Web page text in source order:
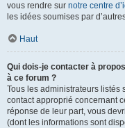
vous rendre sur notre centre
les idées soumises par
Haut
Qui dois-je contacter à
à ce forum ?
Tous les administrateurs listés
contact approprié concernant
réponse de leur part, vous
(dont les informations sont